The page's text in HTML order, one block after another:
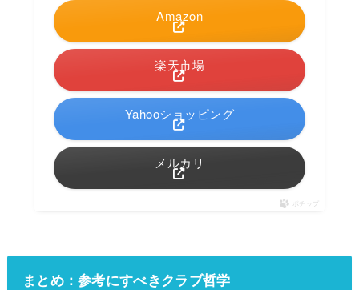
Amazon
楽天市場
Yahooショッピング
メルカリ
ポチップ
まとめ：参考にすべきクラブ哲学